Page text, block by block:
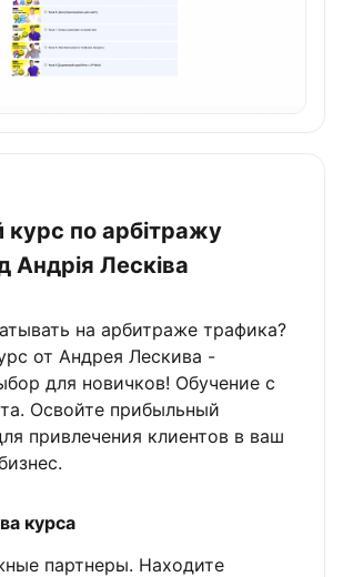
курс по арбітражу
Андрія Лесківа
на арбитраже трафика?
от Андрея Лескива -
для новичков! Обучение с
Освойте прибыльный
привлечения клиентов в ваш
курса
партнеры. Находите